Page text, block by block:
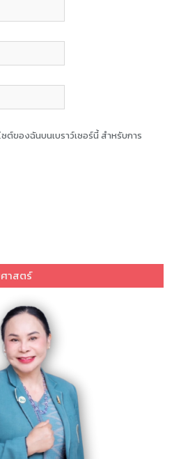
ต์ของฉันบนเบราว์เซอร์นี้ สำหรับการ
าสตร์